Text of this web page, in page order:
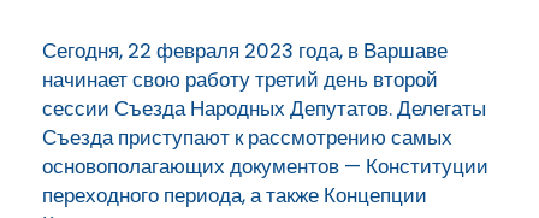
Сегодня, 22 февраля 2023 года, в Варшаве
начинает свою работу третий день второй
сессии Съезда Народных Депутатов. Делегаты
Съезда приступают к рассмотрению самых
основополагающих документов — Конституции
переходного периода, а также Концепции